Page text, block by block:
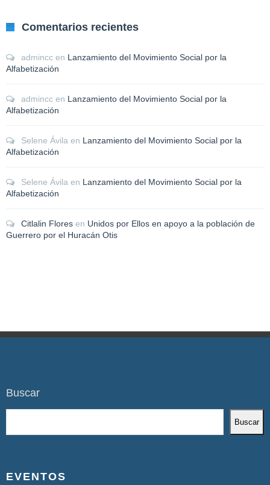
Comentarios recientes
admincc en Lanzamiento del Movimiento Social por la
Alfabetización
admincc en Lanzamiento del Movimiento Social por la
Alfabetización
Selene Ávila en Lanzamiento del Movimiento Social por la
Alfabetización
Selene Ávila en Lanzamiento del Movimiento Social por la
Alfabetización
Citlalin Flores en Unidos por Ellos en apoyo a la población de
Guerrero por el Huracán Otis
Buscar
Buscar
EVENTOS